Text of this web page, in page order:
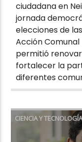
ciudadana en
jornada
elecciones de
Acción
permitió
fortalecer la
diferentes
CIENCIA Y